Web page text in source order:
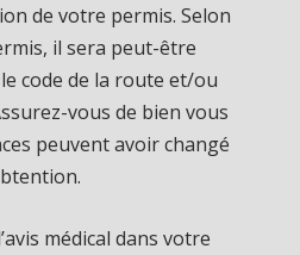
de votre permis. Selon
il sera peut-être
code de la route et/ou
vous de bien vous
peuvent avoir changé
médical dans votre